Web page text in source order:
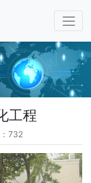
工程
732